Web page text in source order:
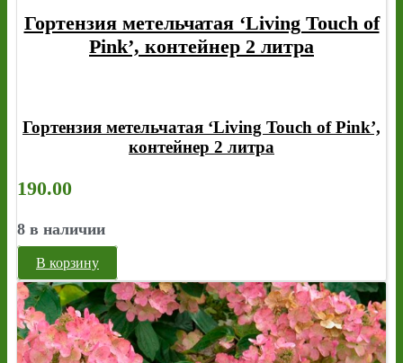
Гортензия метельчатая ‘Living Touch of
Pink’, контейнер 2 литра
Гортензия метельчатая ‘Living Touch of Pink’,
контейнер 2 литра
190.00
8 в наличии
В корзину